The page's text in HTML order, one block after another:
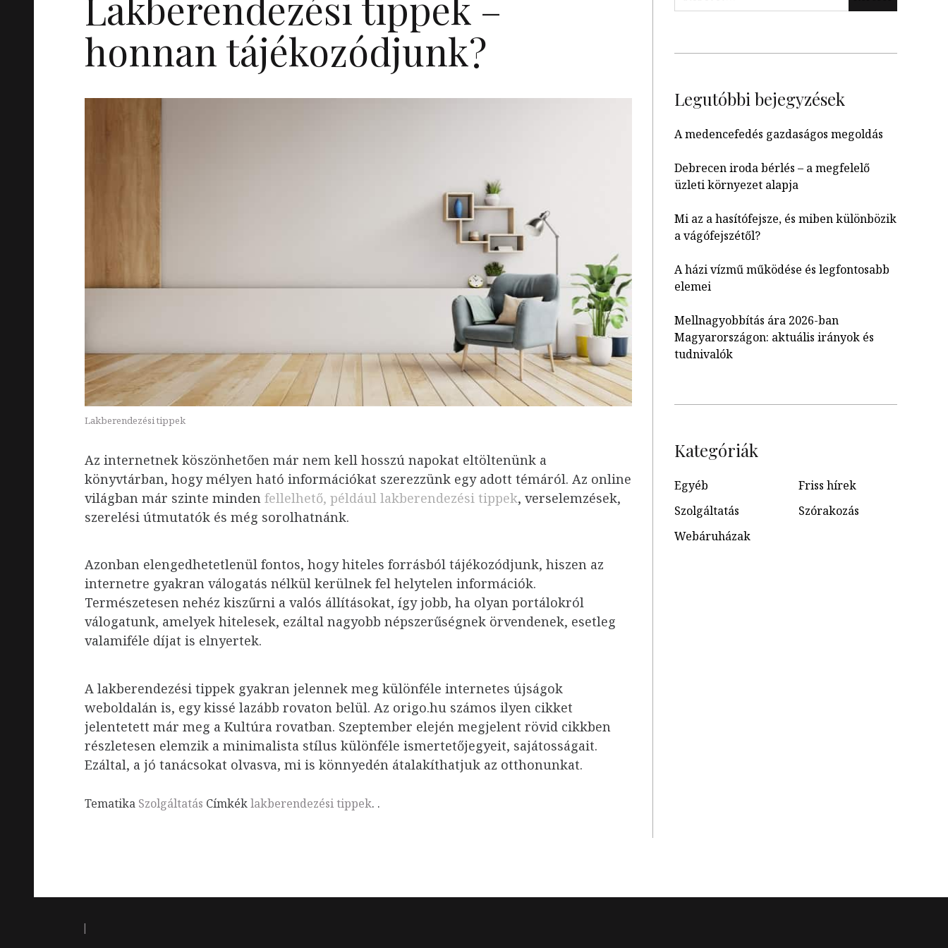
honnan tájékozódjunk?
Lakberendezési tippek
Az internetnek köszönhetően már nem kell hosszú napokat eltöltenünk a
könyvtárban, hogy mélyen ható információkat szerezzünk egy adott témáról. Az online
világban már szinte minden fellelhető, például lakberendezési tippek, verselemzések,
szerelési útmutatók és még sorolhatnánk.
Azonban elengedhetetlenül fontos, hogy hiteles forrásból tájékozódjunk, hiszen az
internetre gyakran válogatás nélkül kerülnek fel helytelen információk.
Természetesen nehéz kiszűrni a valós állításokat, így jobb, ha olyan portálokról
válogatunk, amelyek hitelesek, ezáltal nagyobb népszerűségnek örvendenek, esetleg
valamiféle díjat is elnyertek.
A lakberendezési tippek gyakran jelennek meg különféle internetes újságok
weboldalán is, egy kissé lazább rovaton belül. Az origo.hu számos ilyen cikket
jelentetett már meg a Kultúra rovatban. Szeptember elején megjelent rövid cikkben
részletesen elemzik a minimalista stílus különféle ismertetőjegyeit, sajátosságait.
Ezáltal, a jó tanácsokat olvasva, mi is könnyedén átalakíthatjuk az otthonunkat.
Tematika Szolgáltatás Címkéklakberendezési tippek. .
Legutóbbi bejegyzések
A medencefedés gazdaságos megoldás
Debrecen iroda bérlés – a megfelelő
üzleti környezet alapja
Mi az a hasítófejsze, és miben különbözik
a vágófejszétől?
A házi vízmű működése és legfontosabb
elemei
Mellnagyobbítás ára 2026-ban
Magyarországon: aktuális irányok és
tudnivalók
Kategóriák
Egyéb
Friss hírek
Szolgáltatás
Szórakozás
Webáruházak
|